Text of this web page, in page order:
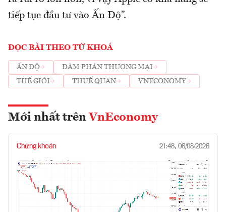
tiếp tục đầu tư vào Ấn Độ”.
ĐỌC BÀI THEO TỪ KHOÁ
ẤN ĐỘ
ĐÀM PHÁN THƯƠNG MẠI
THẾ GIỚI
THUẾ QUAN VNECONOMY
Mới nhất trên VnEconomy
Chứng khoán 21:48, 06/08/2026